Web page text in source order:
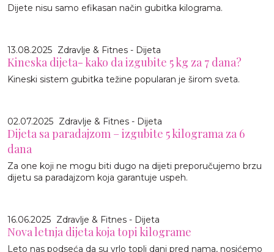
Dijete nisu samo efikasan način gubitka kilograma.
13.08.2025 Zdravlje & Fitnes - Dijeta
Kineska dijeta- kako da izgubite 5 kg za 7 dana?
Kineski sistem gubitka težine popularan je širom sveta.
02.07.2025 Zdravlje & Fitnes - Dijeta
Dijeta sa paradajzom – izgubite 5 kilograma za 6
dana
Za one koji ne mogu biti dugo na dijeti preporučujemo brzu
dijetu sa paradajzom koja garantuje uspeh.
16.06.2025 Zdravlje & Fitnes - Dijeta
Nova letnja dijeta koja topi kilograme
Leto nas podseća da su vrlo topli dani pred nama, nosićemo